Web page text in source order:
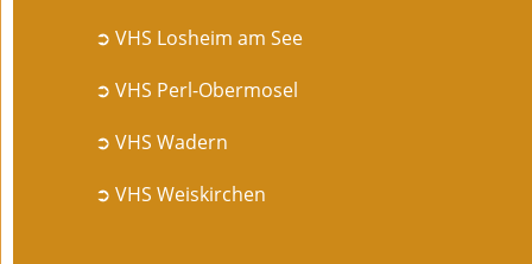
➲ VHS Losheim am See
➲ VHS Perl-Obermosel
➲ VHS Wadern
➲ VHS Weiskirchen